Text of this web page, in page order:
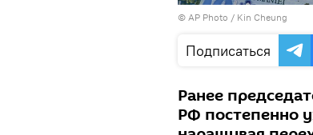
© AP Photo / Kin Cheung
Подписаться
Ранее
РФ постепенно